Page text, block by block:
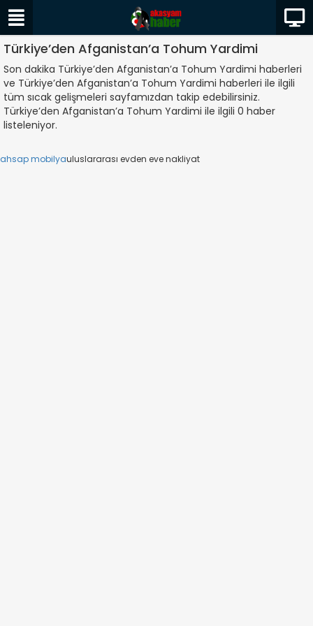
Türkiye’den Afganistan’a Tohum Yardimi
Son dakika Türkiye’den Afganistan’a Tohum Yardimi haberleri
ve Türkiye’den Afganistan’a Tohum Yardimi haberleri ile ilgili
tüm sıcak gelişmeleri sayfamızdan takip edebilirsiniz.
Türkiye’den Afganistan’a Tohum Yardimi ile ilgili 0 haber
listeleniyor.
ahsap mobilyauluslararası evden eve nakliyat